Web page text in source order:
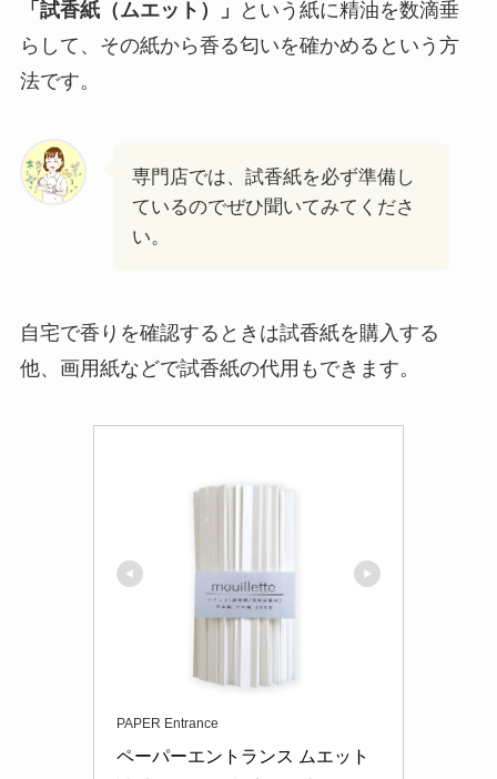
「試香紙（ムエット）」
という紙に精油を数滴垂
らして、その紙から香る匂いを確かめるという方
法です。
専門店では、試香紙を必ず準備し
ているのでぜひ聞いてみてくださ
い。
自宅で香りを確認するときは試香紙を購入する
他、画用紙などで試香紙の代用もできます。
PAPER Entrance
ペーパーエントランス ムエット